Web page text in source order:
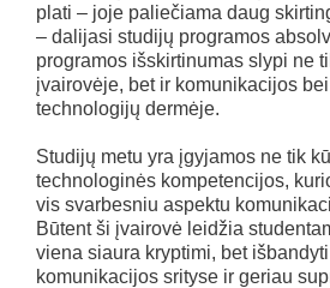
plati – joje paliečiama daug
– dalijasi studijų programos
programos išskirtinumas slypi ne
įvairovėje, bet ir komunikacijos
technologijų dermėje.
Studijų metu yra įgyjamos ne tik
technologinės kompetencijos,
vis svarbesniu aspektu
Būtent ši įvairovė leidžia
viena siaura kryptimi, bet
komunikacijos srityse ir geriau